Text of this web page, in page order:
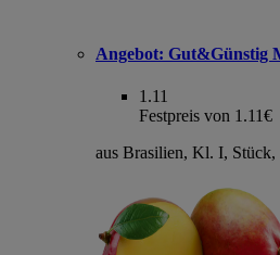
Angebot: Gut&Günstig
1.11
Festpreis von 1.11€
aus Brasilien, Kl. I, Stück,